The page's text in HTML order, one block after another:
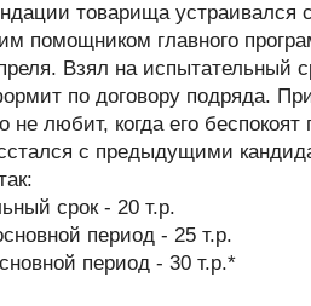
товарища устраивался
помощником главного
Взял на испытательный
по договору подряда.
не любит, когда его
с предыдущими
срок - 20 т.р.
период - 25 т.р.
период - 30 т.р.*